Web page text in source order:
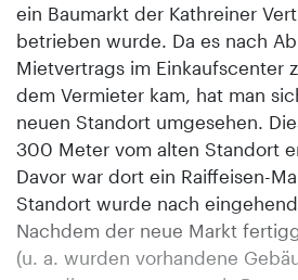
ein Baumarkt der Kathreiner
betrieben wurde. Da es nach
Mietvertrags im Einkaufscenter
dem Vermieter kam, hat man
neuen Standort umgesehen.
300 Meter vom alten Standort
Davor war dort ein Raiffeisen-
Standort wurde nach
Nachdem der neue Markt
(u. a. wurden vorhandene